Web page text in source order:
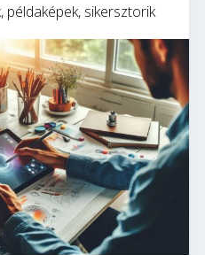
barát önéletrajzot?
az
ezeket a
felvételi?
kódban –
dönti el a
példaképek, sikersztorik